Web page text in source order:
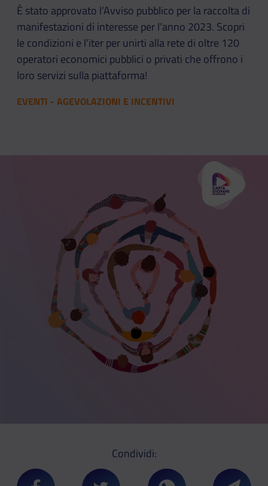
È stato approvato l’Avviso pubblico per la raccolta di
manifestazioni di interesse per l’anno 2023. Scopri
le condizioni e l’iter per unirti alla rete di oltre 120
operatori economici pubblici o privati che offrono i
loro servizi sulla piattaforma!
EVENTI - AGEVOLAZIONI E INCENTIVI
Condividi: